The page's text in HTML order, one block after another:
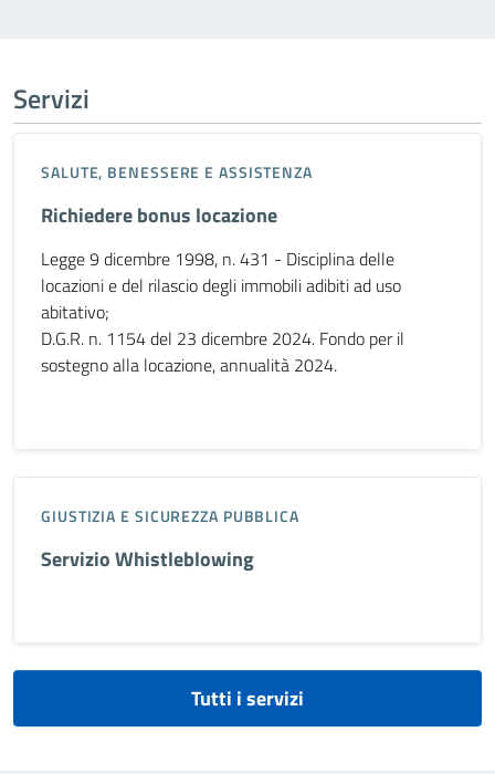
Servizi
SALUTE, BENESSERE E ASSISTENZA
Richiedere bonus locazione
Legge 9 dicembre 1998, n. 431 - Disciplina delle
locazioni e del rilascio degli immobili adibiti ad uso
abitativo;
D.G.R. n. 1154 del 23 dicembre 2024. Fondo per il
sostegno alla locazione, annualità 2024.
GIUSTIZIA E SICUREZZA PUBBLICA
Servizio Whistleblowing
Tutti i servizi